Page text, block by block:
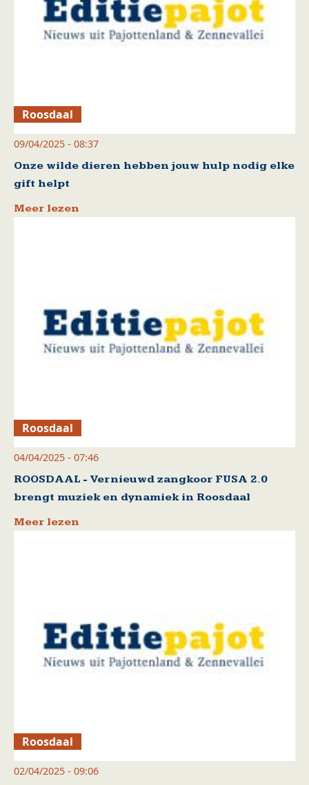
Roosdaal
09/04/2025 - 08:37
Onze wilde dieren hebben jouw hulp nodig elke
gift helpt
Meer lezen
Roosdaal
04/04/2025 - 07:46
ROOSDAAL - Vernieuwd zangkoor FUSA 2.0
brengt muziek en dynamiek in Roosdaal
Meer lezen
Roosdaal
02/04/2025 - 09:06